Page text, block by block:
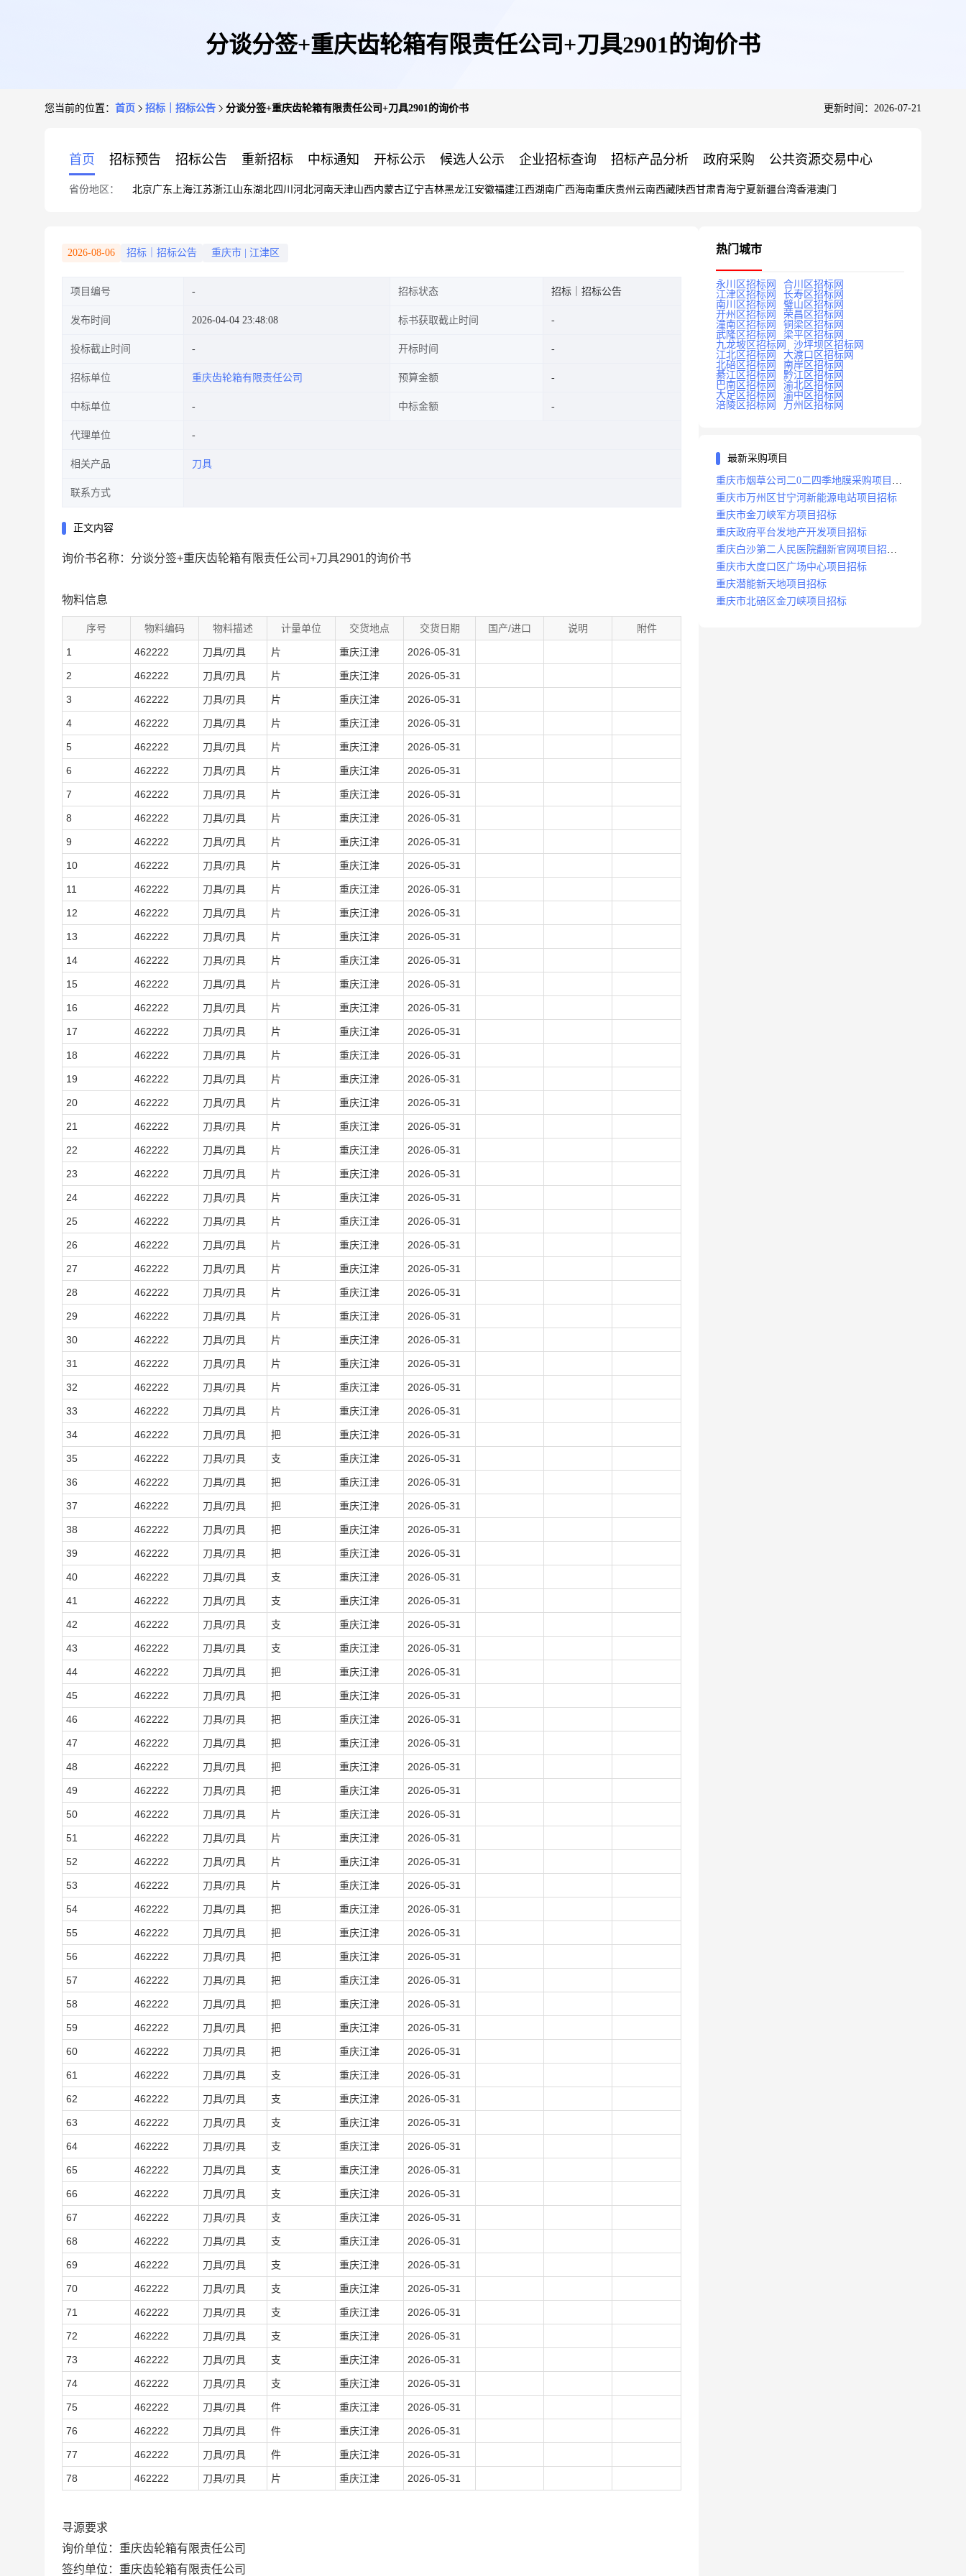
分谈分签+重庆齿轮箱有限责任公司+刀具2901的询价书
您当前的位置： 首页 招标｜招标公告 分谈分签+重庆齿轮箱有限责任公司+刀具2901的询价书 更新时间：2026-07-21
首页 招标预告 招标公告 重新招标 中标通知 开标公示 候选人公示 企业招标查询 招标产品分析 政府采购 公共资源交易中心
省份地区： 北京广东 上海江苏浙江山东湖北四川 河北河南天津山西内蒙古辽宁吉林黑龙江安徽福建江西湖南广西海南重庆贵州 云南西藏陕西甘肃青海宁夏新疆台湾香港澳门
2026-08-06 招标｜招标公告 重庆市 江津区
项目编号 招标状态 招标｜招标公告
发布时间 2026-04-04 23:48:08 标书获取截止时间
投标截止时间 开标时间
招标单位 重庆齿轮箱有限责任公司 预算金额
中标单位 中标金额
代理单位
相关产品 刀具
联系方式
正文内容
询价书名称：分谈分签+重庆齿轮箱有限责任公司+刀具2901的询价书
物料信息
序号 物料编码 物料描述 计量单位 交货地点 交货日期 国产/进口 说明 附件
1 462222 刀具/刃具 片 重庆江津 2026-05-31
2 462222 刀具/刃具 片 重庆江津 2026-05-31
3 462222 刀具/刃具 片 重庆江津 2026-05-31
4 462222 刀具/刃具 片 重庆江津 2026-05-31
5 462222 刀具/刃具 片 重庆江津 2026-05-31
6 462222 刀具/刃具 片 重庆江津 2026-05-31
7 462222 刀具/刃具 片 重庆江津 2026-05-31
8 462222 刀具/刃具 片 重庆江津 2026-05-31
9 462222 刀具/刃具 片 重庆江津 2026-05-31
10 462222 刀具/刃具 片 重庆江津 2026-05-31
11 462222 刀具/刃具 片 重庆江津 2026-05-31
12 462222 刀具/刃具 片 重庆江津 2026-05-31
13 462222 刀具/刃具 片 重庆江津 2026-05-31
14 462222 刀具/刃具 片 重庆江津 2026-05-31
15 462222 刀具/刃具 片 重庆江津 2026-05-31
16 462222 刀具/刃具 片 重庆江津 2026-05-31
17 462222 刀具/刃具 片 重庆江津 2026-05-31
18 462222 刀具/刃具 片 重庆江津 2026-05-31
19 462222 刀具/刃具 片 重庆江津 2026-05-31
20 462222 刀具/刃具 片 重庆江津 2026-05-31
21 462222 刀具/刃具 片 重庆江津 2026-05-31
22 462222 刀具/刃具 片 重庆江津 2026-05-31
23 462222 刀具/刃具 片 重庆江津 2026-05-31
24 462222 刀具/刃具 片 重庆江津 2026-05-31
25 462222 刀具/刃具 片 重庆江津 2026-05-31
26 462222 刀具/刃具 片 重庆江津 2026-05-31
27 462222 刀具/刃具 片 重庆江津 2026-05-31
28 462222 刀具/刃具 片 重庆江津 2026-05-31
29 462222 刀具/刃具 片 重庆江津 2026-05-31
30 462222 刀具/刃具 片 重庆江津 2026-05-31
31 462222 刀具/刃具 片 重庆江津 2026-05-31
32 462222 刀具/刃具 片 重庆江津 2026-05-31
33 462222 刀具/刃具 片 重庆江津 2026-05-31
34 462222 刀具/刃具 把 重庆江津 2026-05-31
35 462222 刀具/刃具 支 重庆江津 2026-05-31
36 462222 刀具/刃具 把 重庆江津 2026-05-31
37 462222 刀具/刃具 把 重庆江津 2026-05-31
38 462222 刀具/刃具 把 重庆江津 2026-05-31
39 462222 刀具/刃具 把 重庆江津 2026-05-31
40 462222 刀具/刃具 支 重庆江津 2026-05-31
41 462222 刀具/刃具 支 重庆江津 2026-05-31
42 462222 刀具/刃具 支 重庆江津 2026-05-31
43 462222 刀具/刃具 支 重庆江津 2026-05-31
44 462222 刀具/刃具 把 重庆江津 2026-05-31
45 462222 刀具/刃具 把 重庆江津 2026-05-31
46 462222 刀具/刃具 把 重庆江津 2026-05-31
47 462222 刀具/刃具 把 重庆江津 2026-05-31
48 462222 刀具/刃具 把 重庆江津 2026-05-31
49 462222 刀具/刃具 把 重庆江津 2026-05-31
50 462222 刀具/刃具 片 重庆江津 2026-05-31
51 462222 刀具/刃具 片 重庆江津 2026-05-31
52 462222 刀具/刃具 片 重庆江津 2026-05-31
53 462222 刀具/刃具 片 重庆江津 2026-05-31
54 462222 刀具/刃具 把 重庆江津 2026-05-31
55 462222 刀具/刃具 把 重庆江津 2026-05-31
56 462222 刀具/刃具 把 重庆江津 2026-05-31
57 462222 刀具/刃具 把 重庆江津 2026-05-31
58 462222 刀具/刃具 把 重庆江津 2026-05-31
59 462222 刀具/刃具 把 重庆江津 2026-05-31
60 462222 刀具/刃具 把 重庆江津 2026-05-31
61 462222 刀具/刃具 支 重庆江津 2026-05-31
62 462222 刀具/刃具 支 重庆江津 2026-05-31
63 462222 刀具/刃具 支 重庆江津 2026-05-31
64 462222 刀具/刃具 支 重庆江津 2026-05-31
65 462222 刀具/刃具 支 重庆江津 2026-05-31
66 462222 刀具/刃具 支 重庆江津 2026-05-31
67 462222 刀具/刃具 支 重庆江津 2026-05-31
68 462222 刀具/刃具 支 重庆江津 2026-05-31
69 462222 刀具/刃具 支 重庆江津 2026-05-31
70 462222 刀具/刃具 支 重庆江津 2026-05-31
71 462222 刀具/刃具 支 重庆江津 2026-05-31
72 462222 刀具/刃具 支 重庆江津 2026-05-31
73 462222 刀具/刃具 支 重庆江津 2026-05-31
74 462222 刀具/刃具 支 重庆江津 2026-05-31
75 462222 刀具/刃具 件 重庆江津 2026-05-31
76 462222 刀具/刃具 件 重庆江津 2026-05-31
77 462222 刀具/刃具 件 重庆江津 2026-05-31
78 462222 刀具/刃具 片 重庆江津 2026-05-31
寻源要求
询价单位：重庆齿轮箱有限责任公司
签约单位：重庆齿轮箱有限责任公司
热门城市
永川区招标网
合川区招标网
江津区招标网
长寿区招标网
南川区招标网
璧山区招标网
开州区招标网
荣昌区招标网
潼南区招标网
铜梁区招标网
武隆区招标网
梁平区招标网
九龙坡区招标网
沙坪坝区招标网
江北区招标网
大渡口区招标网
北碚区招标网
南岸区招标网
綦江区招标网
黔江区招标网
巴南区招标网
渝北区招标网
大足区招标网
渝中区招标网
涪陵区招标网
万州区招标网
最新采购项目
重庆市烟草公司二0二四季地膜采购项目招
标公告
重庆市万州区甘宁河新能源电站项目招标
重庆市金刀峡军方项目招标
重庆政府平台发地产开发项目招标
重庆白沙第二人民医院翻新官网项目招标
公告
重庆市大度口区广场中心项目招标
重庆潜能新天地项目招标
重庆市北碚区金刀峡项目招标